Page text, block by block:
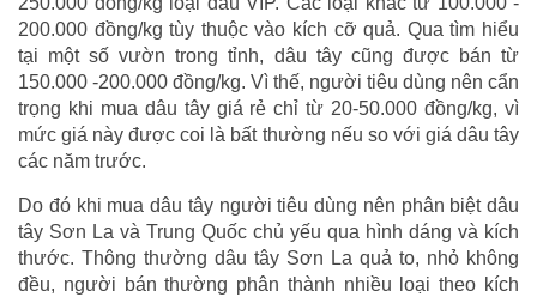
200.000 đồng/kg tùy thuộc vào kích cỡ quả. Qua tìm hiểu
tại một số vườn trong tỉnh, dâu tây cũng được bán từ
150.000 -200.000 đồng/kg. Vì thế, người tiêu dùng nên cẩn
trọng khi mua dâu tây giá rẻ chỉ từ 20-50.000 đồng/kg, vì
mức giá này được coi là bất thường nếu so với giá dâu tây
các năm trước.
Do đó khi mua dâu tây người tiêu dùng nên phân biệt dâu
tây Sơn La và Trung Quốc chủ yếu qua hình dáng và kích
thước. Thông thường dâu tây Sơn La quả to, nhỏ không
đều, người bán thường phân thành nhiều loại theo kích